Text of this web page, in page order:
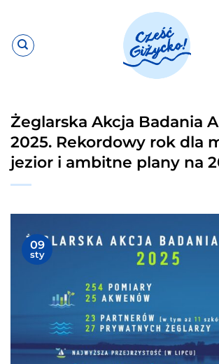
zawartości
Żeglarska Akcja Badania
2025. Rekordowy rok dla
jezior i ambitne plany na
09
sty